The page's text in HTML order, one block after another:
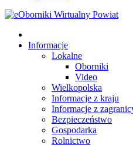
Informacje
Lokalne
Oborniki
Video
Wielkopolska
Informacje z kraju
Informacje z
Bezpieczeństwo
Gospodarka
Rolnictwo